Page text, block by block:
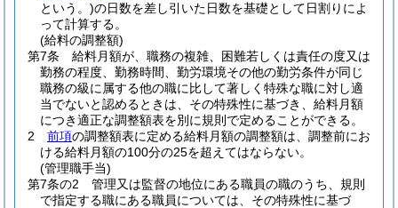
という。)の日数を差し引いた日数を基礎として日割りによ
って計算する。
(給料の調整額)
第7条
給料月額が、職務の複雑、困難若しくは責任の度又は
勤務の程度、勤務時間、勤労環境その他の勤労条件が同じ
職務の級に属する他の職に比して著しく特殊な職に対し適
当でないと認めるときは、その特殊性に基づき、給料月額
につき適正な調整額表を別に規則で定めることができる。
2
前項の調整額表に定める給料月額の調整額は、調整前にお
ける給料月額の100分の25を超えてはならない。
(管理職手当)
第7条の2
管理又は監督の地位にある職員の職のうち、規則
で指定する職にある職員については、その特殊性に基づ